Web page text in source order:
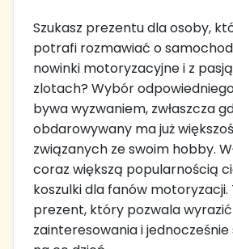
Szukasz prezentu dla osoby,
potrafi rozmawiać o
nowinki motoryzacyjne i z
zlotach? Wybór
bywa wyzwaniem, zwłaszcza
obdarowywany ma już
związanych ze swoim hobby.
coraz większą popularnością
koszulki dla fanów
prezent, który pozwala wyrazić
zainteresowania i